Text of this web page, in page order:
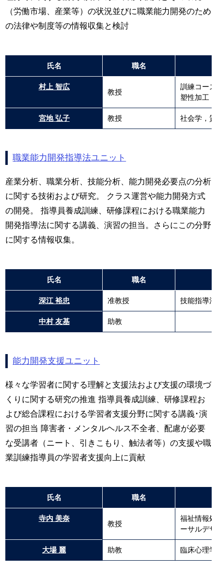
（労働市場、産業等）の状況並びに職業能力開発のため
の法律や制度等の情報収集と検討
氏名 職名
村上 智広
教授
訓練コー
塑性加工
宮地 弘子 教授 社会学，
職業能力開発指導法ユニット
産業分析、職業分析、技能分析、能力開発必要点の分析
に関する技術および研究。 クラス運営や能力開発方式
の開発。 指導員養成訓練、研修課程における職業能力
開発指導法に関する講義、演習の担当。さらにこの分野
に関する情報収集。
氏名 職名
深江 裕忠 准教授 技能指導
中村 友基 助教
能力開発支援ユニット
様々な学習者に関する理解と支援法および支援の環境づ
くりに関する研究の推進 指導員養成訓練、研修課程お
よび総合課程における学習者支援分野に関する講義･演
習の担当 障害者・メンタルヘルス不全者、配慮が必要
な受講者（ニート、引きこもり、触法者等）の支援や職
業訓練指導員の学習者支援向上に貢献
氏名 職名
寺内 美奈
教授
福祉情報
ーサルデ
大場 麗 助教 臨床心理学